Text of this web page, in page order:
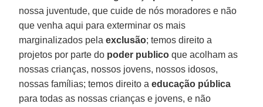
nossa juventude, que cuide de nós moradores e não
que venha aqui para exterminar os mais
marginalizados pelaexclusão; temos direito a
projetos por parte do poder publico que acolham as
nossas crianças, nossos jovens, nossos idosos,
nossas famílias; temos direito aeducação pública
para todas as nossas crianças e jovens, e não